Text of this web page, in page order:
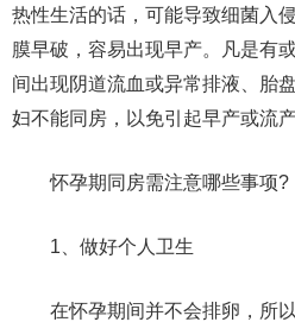
热性生活的话，可能导致细菌入
膜早破，容易出现早产。凡是有
间出现阴道流血或异常排液、胎
妇不能同房，以免引起早产或流产
怀孕期同房需注意哪些事项?
1、做好个人卫生
在怀孕期间并不会排卵，所以